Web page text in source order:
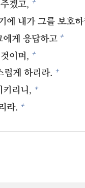
겠고,
에 내가 그를 보호
게 응답하고 +
이며, +
럽게 하리라. +
키리니, +
라. +